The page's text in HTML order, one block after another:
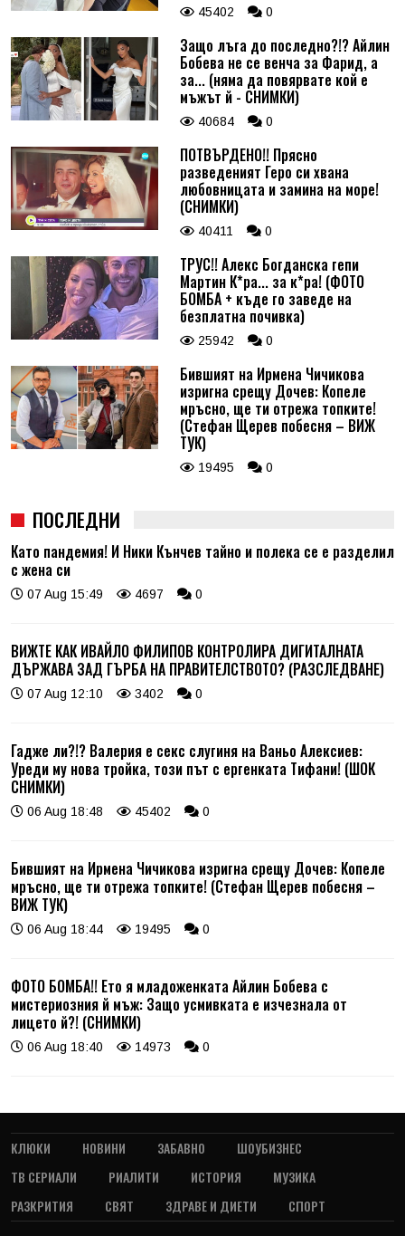
45402 0
Защо лъга до последно?!? Айлин
Бобева не се венча за Фарид, а
за... (няма да повярвате кой е
мъжът й - СНИМКИ)
40684 0
ПОТВЪРДЕНО!! Прясно
разведеният Геро си хвана
любовницата и замина на море!
(СНИМКИ)
40411 0
ТРУС!! Алекс Богданска гепи
Мартин К*ра... за к*ра! (ФОТО
БОМБА + къде го заведе на
безплатна почивка)
25942 0
Бившият на Ирмена Чичикова
изригна срещу Дочев: Копеле
мръсно, ще ти отрежа топките!
(Стефан Щерев побесня – ВИЖ
ТУК)
19495 0
ПОСЛЕДНИ
Като пандемия! И Ники Кънчев тайно и полека се е разделил
с жена си
07 Aug 15:49 4697 0
ВИЖТЕ КАК ИВАЙЛО ФИЛИПОВ КОНТРОЛИРА ДИГИТАЛНАТА
ДЪРЖАВА ЗАД ГЪРБА НА ПРАВИТЕЛСТВОТО? (РАЗСЛЕДВАНЕ)
07 Aug 12:10 3402 0
Гадже ли?!? Валерия е секс слугиня на Ваньо Алексиев:
Уреди му нова тройка, този път с ергенката Тифани! (ШОК
СНИМКИ)
06 Aug 18:48 45402 0
Бившият на Ирмена Чичикова изригна срещу Дочев: Копеле
мръсно, ще ти отрежа топките! (Стефан Щерев побесня –
ВИЖ ТУК)
06 Aug 18:44 19495 0
ФОТО БОМБА!! Ето я младоженката Айлин Бобева с
мистериозния й мъж: Защо усмивката е изчезнала от
лицето й?! (СНИМКИ)
06 Aug 18:40 14973 0
КЛЮКИ НОВИНИ ЗАБАВНО
ШОУБИЗНЕС
ТВ СЕРИАЛИ
РИАЛИТИ ИСТОРИЯ
МУЗИКА
РАЗКРИТИЯ
СВЯТ ЗДРАВЕ И ДИЕТИ СПОРТ